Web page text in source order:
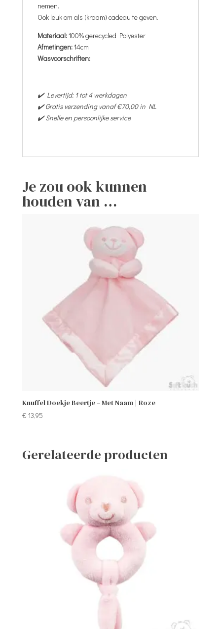
nemen.
Ook leuk om als (kraam) cadeau te geven.
Materiaal:100% gerecycled Polyester
Afmetingen:14cm
Wasvoorschriften:
✔️ Levertijd: 1 tot 4 werkdagen
✔️ Gratis verzending vanaf €70,00 in NL
✔️ Snelle en persoonlijke service
Je zou ook kunnen
houden van …
Knuffel Doekje Beertje – Met Naam | Roze
€ 13,95
Gerelateerde producten